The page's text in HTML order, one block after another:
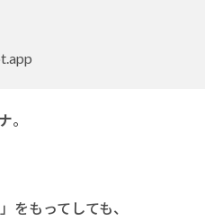
。
をもってしても、